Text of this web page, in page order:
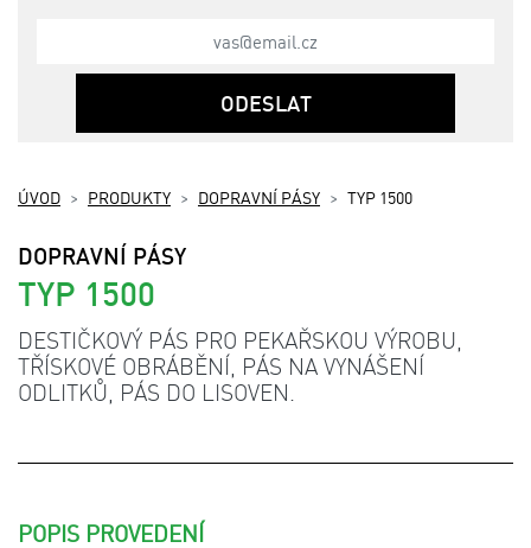
ÚVOD PRODUKTY DOPRAVNÍ PÁSY TYP 1500
DOPRAVNÍ PÁSY
TYP 1500
DESTIČKOVÝ PÁS PRO PEKAŘSKOU VÝROBU,
TŘÍSKOVÉ OBRÁBĚNÍ, PÁS NA VYNÁŠENÍ
ODLITKŮ, PÁS DO LISOVEN.
POPIS PROVEDENÍ
ODESLAT